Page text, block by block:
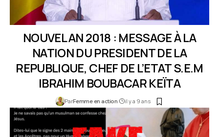
​NOUVEL AN 2018 : MESSAGE À LA
NATION DU PRESIDENT DE LA
REPUBLIQUE, CHEF DE L’ETAT S.E.M
IBRAHIM BOUBACAR KEÏTA
ParFemme en action il y a 9 ans